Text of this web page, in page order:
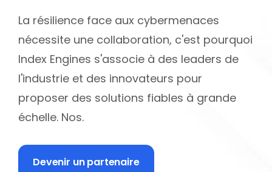
La résilience face aux cybermenaces
nécessite une collaboration, c'est pourquoi
Index Engines s'associe à des leaders de
l'industrie et des innovateurs pour
proposer des solutions fiables à grande
échelle. Nos.
Devenir un partenaire